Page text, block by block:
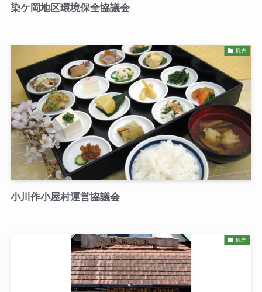
染ケ岡地区環境保全協議会
観光
小川作小屋村運営協議会
観光